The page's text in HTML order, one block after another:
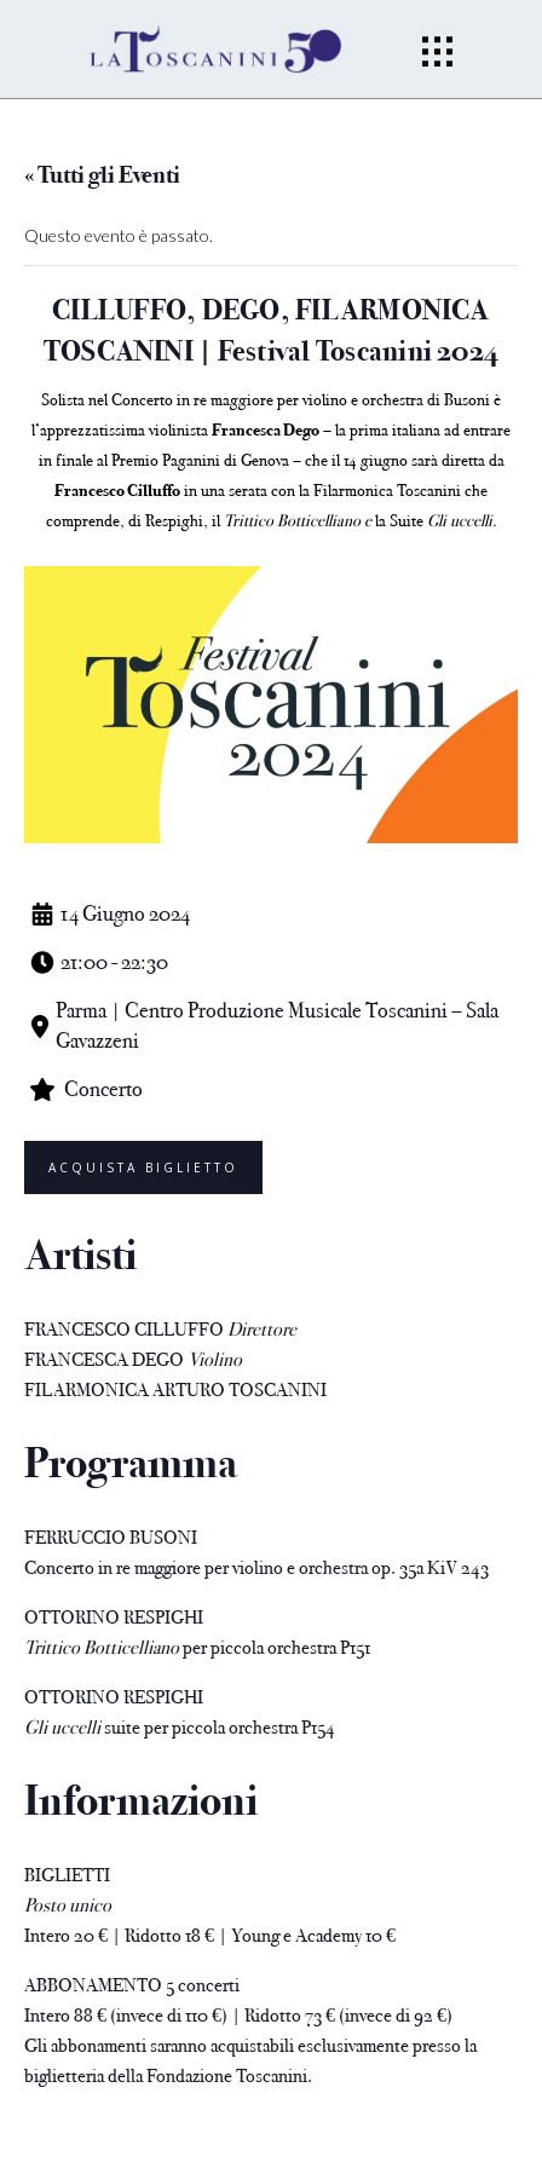
« Tutti gli Eventi
Questo evento è passato.
CILLUFFO, DEGO, FILARMONICA
TOSCANINI | Festival Toscanini 2024
Solista nel Concerto in re maggiore per violino e orchestra di Busoni è
l’apprezzatissima violinistaFrancesca Dego– la prima italiana ad entrare
in finale al Premio Paganini di Genova – che il 14 giugno sarà diretta da
Francesco Cilluffoin una serata con la Filarmonica Toscanini che
comprende, di Respighi, il Trittico Botticelliano ela SuiteGli uccelli.
14 Giugno 2024
21:00 - 22:30
Parma | Centro Produzione Musicale Toscanini – Sala
Gavazzeni
Concerto
ACQUISTA BIGLIETTO
Artisti
FRANCESCO CILLUFFO Direttore
FRANCESCA DEGO Violino
FILARMONICA ARTURO TOSCANINI
Programma
FERRUCCIO BUSONI
Concerto in re maggiore per violino e orchestra op. 35a KiV 243
OTTORINO RESPIGHI
Trittico Botticellianoper piccola orchestra P151
OTTORINO RESPIGHI
Gli uccellisuite per piccola orchestra P154
Informazioni
BIGLIETTI
Posto unico
Intero 20 € | Ridotto 18 € | Young e Academy 10 €
ABBONAMENTO 5 concerti
Intero 88 € (invece di 110 €) | Ridotto 73 € (invece di 92 €)
Gli abbonamenti saranno acquistabili esclusivamente presso la
biglietteria della Fondazione Toscanini.